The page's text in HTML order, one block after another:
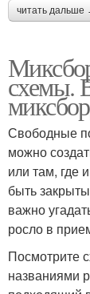
читать дальше
схемы.
Свободные
можно
или там, где
быть
важно
росло в
Посмотрите
названиями